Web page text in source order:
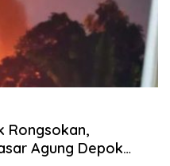
Rongsokan,
Agung Depok